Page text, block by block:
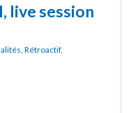
live session
Rétroactif,